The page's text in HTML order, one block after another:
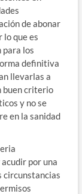
de abonar
lo que es
para los
definitiva
llevarlas a
buen criterio
y no se
en la sanidad
por una
circunstancias